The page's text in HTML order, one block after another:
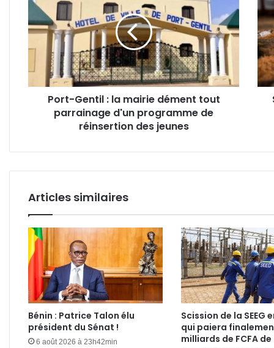
la
mairie
dément
parrainage
d'un
programme
jeunes
Port-Gentil : la mairie dément tout
parrainage d'un programme de
réinsertion des jeunes
une
pour
Articles similaires
Bénin : Patrice Talon élu
président du Sénat !
6 août 2026 à 23h42min
Scission de la SEEG
qui paiera
milliards de FCFA